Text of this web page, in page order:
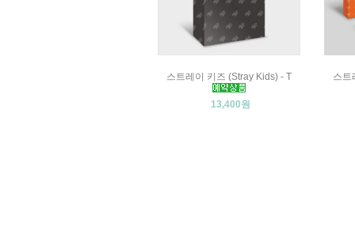
스트레이 키즈 (Stray Kids) - T
13,400원
스트